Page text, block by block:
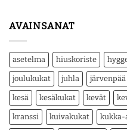
AVAINSANAT
asetelma hiuskoriste
joulukukat juhla järvenpää
kesä kesäkukat kevät
kranssi kuivakukat kukka-